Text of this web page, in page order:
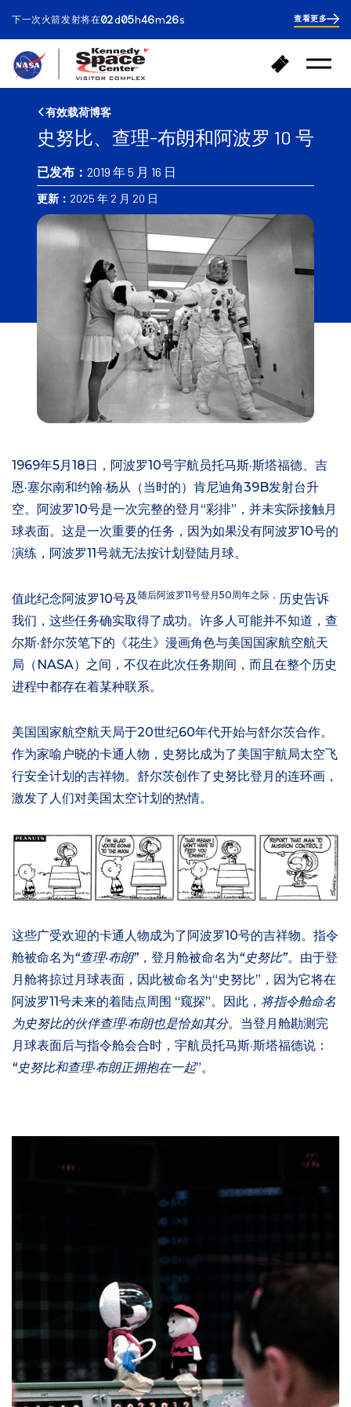
下一次火箭发射将在02d ays
05 hours
46minutes
25seconds
2
days5
hours 46
minutes
seconds
查看更多
首
打
有效载荷博客
史努比、查理-布朗和阿波罗 10 号
已发布： 2019 年 5 月 16 日
更新： 2025 年 2 月 20 日
1969年5月18日，阿波罗10号宇航员托马斯·斯塔福德、吉
恩·塞尔南和约翰·杨从（当时的）肯尼迪角39B发射台升
空。阿波罗10号是一次完整的登月“彩排”，并未实际接触月
球表面。这是一次重要的任务，因为如果没有阿波罗10号的
演练，阿波罗11号就无法按计划登陆月球。
值此纪念阿波罗10号及 随后阿波罗11号登月50周年之际， 历史告诉
我们，这些任务确实取得了成功。许多人可能并不知道，查
尔斯·舒尔茨笔下的《花生》漫画角色与美国国家航空航天
局（NASA）之间，不仅在此次任务期间，而且在整个历史
进程中都存在着某种联系。
美国国家航空航天局于20世纪60年代开始与舒尔茨合作。
作为家喻户晓的卡通人物，史努比成为了美国宇航局太空飞
行安全计划的吉祥物。舒尔茨创作了史努比登月的连环画，
激发了人们对美国太空计划的热情。
这些广受欢迎的卡通人物成为了阿波罗10号的吉祥物。指令
舱被命名为“查理·布朗”， 登月舱被命名为“史努比”。由于登
月舱将掠过月球表面，因此被命名为“史努比”，因为它将在
阿波罗11号未来的着陆点周围 “窥探”。因此， 将指令舱命名
为史努比的伙伴查理·布朗也是恰如其分。当登月舱勘测完
月球表面后与指令舱会合时，宇航员托马斯·斯塔福德说：
“史努比和查理·布朗正拥抱在一起”。